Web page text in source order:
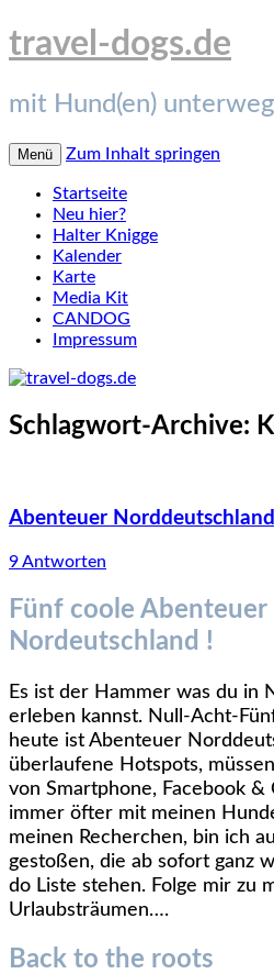
travel-dogs.de
mit Hund(en)
Menü Zum Inhalt springen
Startseite
Neu hier?
Halter Knigge
Kalender
Karte
Media Kit
CANDOG
Impressum
Schlagwort-Archive:
Abenteuer Norddeutschland
9 Antworten
Fünf coole
Nordeutschland !
Es ist der Hammer was du in
erleben kannst. Null-Acht-
heute ist Abenteuer
überlaufene Hotspots, müssen
von Smartphone, Facebook &
immer öfter mit meinen
meinen Recherchen, bin ich
gestoßen, die ab sofort ganz
do Liste stehen. Folge mir zu
Urlaubsträumen….
Back to the roots